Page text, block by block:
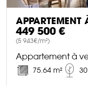
449 500 €
(5 943€/m²)
Appartement à
75.64 m²